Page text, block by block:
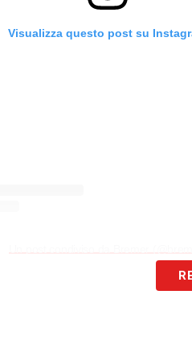
Visualizza questo post su